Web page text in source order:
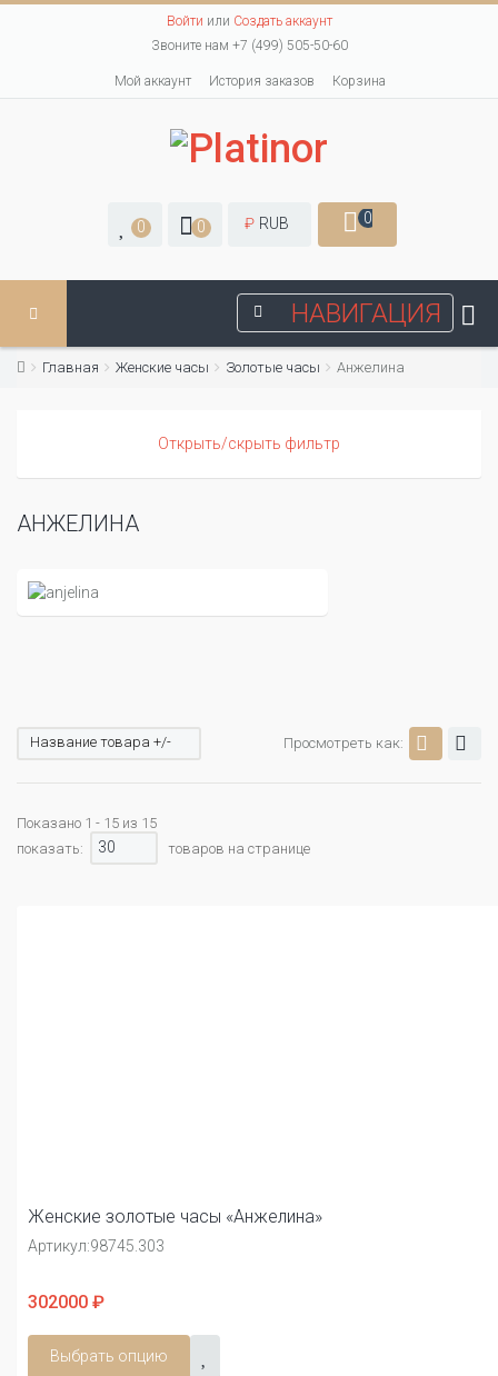
Войти или Создать аккаунт
Звоните нам +7 (499) 505-50-60
Мой аккаунт История заказов Корзина
0 0 ₽ RUB 0
НАВИГАЦИЯ
Главная Женские часы Золотые часы Анжелина
Открыть/скрыть фильтр
АНЖЕЛИНА
Просмотреть как:
Название товара +/-
Показано 1 - 15 из 15
показать:
30 товаров на странице
Женские золотые часы «Анжелина»
Артикул:98745.303
302000 ₽
Выбрать опцию